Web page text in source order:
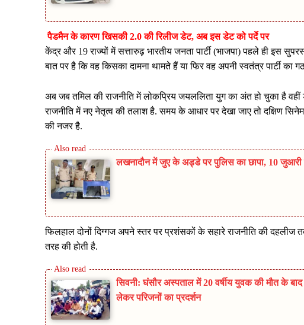
पैडमैन के कारण खिसकी 2.0 की रिलीज डेट, अब इस डेट को पर्दे पर
केंद्र और 19 राज्यों में सत्तारुढ़ भारतीय जनता पार्टी (भाजपा) पहले ही इस
बात पर है कि वह किसका दामना थामते हैं या फिर वह अपनी स्वतंत्र पार्टी का
अब जब तमिल की राजनीति में लोकप्रिय जयललिता युग का अंत हो चुका है
राजनीति में नए नेतृत्व की तलाश है. समय के आधार पर देखा जाए तो दक्षिण
की नजर है.
लखनादौन में जुए के अड्डे पर पुलिस का छापा, 10 जुआरी
फिलहाल दोनों दिग्गज अपने स्तर पर प्रशंसकों के सहारे राजनीति की
तरह की होती है.
सिवनी: घंसौर अस्पताल में 20 वर्षीय युवक की मौत के
लेकर परिजनों का प्रदर्शन